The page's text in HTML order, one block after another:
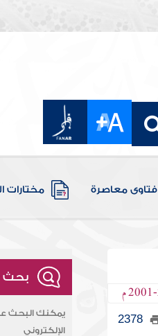
فتاوى معاصرة مختارات
2378
بحث
يمكنك البحث
الإلكتروني